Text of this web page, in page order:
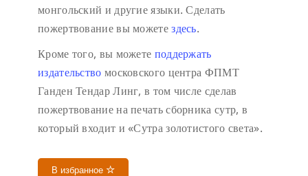
монгольский и другие языки. Сделать
пожертвование вы можетездесь.
Кроме того, вы можете поддержать
издательство московского центра ФПМТ
Ганден Тендар Линг, в том числе сделав
пожертвование на печать сборника сутр, в
который входит и «Сутра золотистого света».
В избранное